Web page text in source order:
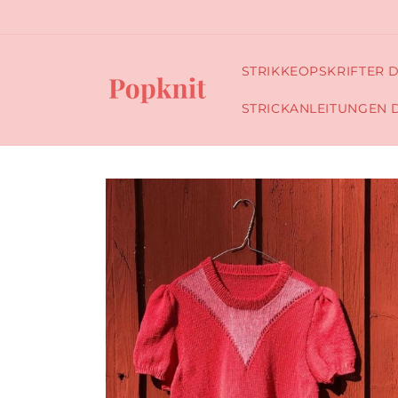
STRIKKEOPSKRIFTER
STRICKANLEITUNGEN
Skip to
product